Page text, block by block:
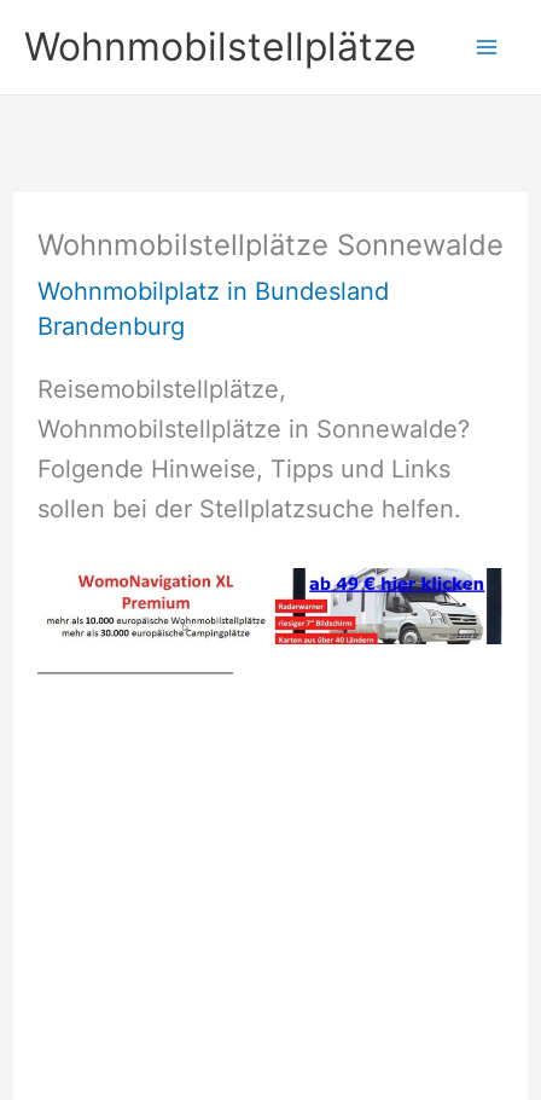
Inhalt
springen
Wohnmobilstellplätze
Wohnmobilstellplätze Sonnewalde
Wohnmobilplatz in Bundesland
Brandenburg
Reisemobilstellplätze,
Wohnmobilstellplätze in Sonnewalde?
Folgende Hinweise, Tipps und Links
sollen bei der Stellplatzsuche helfen.